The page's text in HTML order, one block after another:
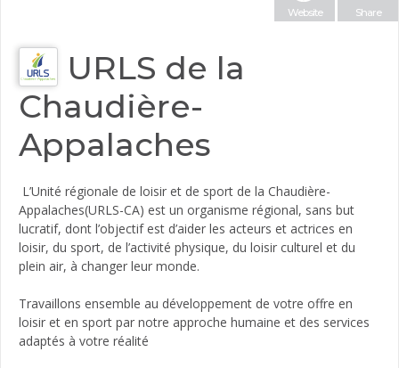
Website Share
URLS de la
Chaudière-
Appalaches
L’Unité régionale de loisir et de sport de la Chaudière-
Appalaches(URLS-CA) est un organisme régional, sans but
lucratif, dont l’objectif est d’aider les acteurs et actrices en
loisir, du sport, de l’activité physique, du loisir culturel et du
plein air, à changer leur monde.
Travaillons ensemble au développement de votre offre en
loisir et en sport par notre approche humaine et des services
adaptés à votre réalité